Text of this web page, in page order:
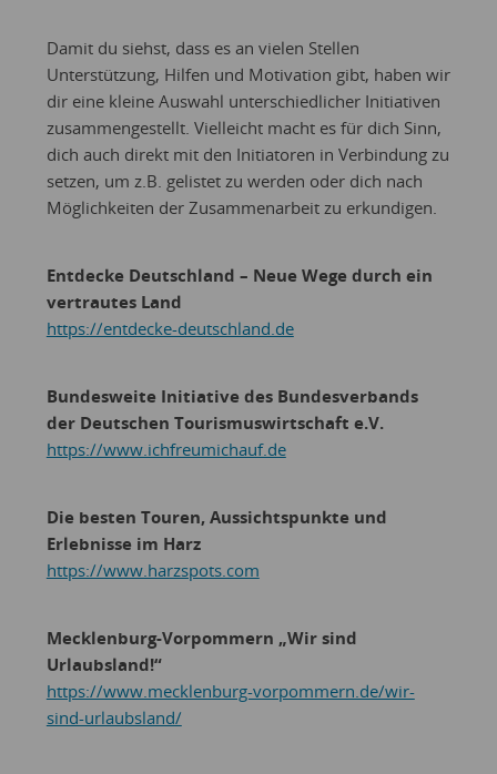
Damit du siehst, dass es an vielen Stellen
Unterstützung, Hilfen und Motivation gibt, haben wir
dir eine kleine Auswahl unterschiedlicher Initiativen
zusammengestellt. Vielleicht macht es für dich Sinn,
dich auch direkt mit den Initiatoren in Verbindung zu
setzen, um z.B. gelistet zu werden oder dich nach
Möglichkeiten der Zusammenarbeit zu erkundigen.
Entdecke Deutschland – Neue Wege durch ein
vertrautes Land
https://entdecke-deutschland.de
Bundesweite Initiative des Bundesverbands
der Deutschen Tourismuswirtschaft e.V.
https://www.ichfreumichauf.de
Die besten Touren, Aussichtspunkte und
Erlebnisse im Harz
https://www.harzspots.com
Mecklenburg-Vorpommern „Wir sind
Urlaubsland!“
https://www.mecklenburg-vorpommern.de/wir-
sind-urlaubsland/